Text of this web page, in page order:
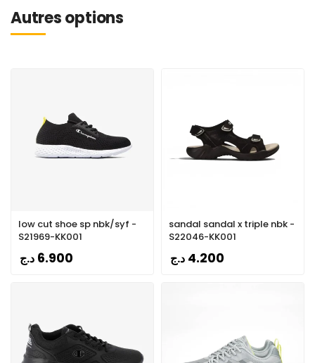
Autres options
low cut shoe sp nbk/syf -
S21969-KK001
6.900 د.ج
sandal sandal x triple nbk -
S22046-KK001
4.200 د.ج